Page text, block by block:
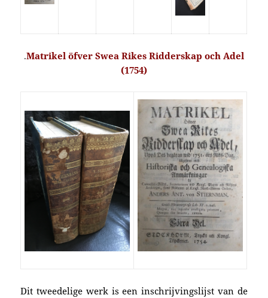
.Matrikel öfver Swea Rikes Ridderskap och Adel
(1754)
Dit tweedelige werk is een inschrijvingslijst van de